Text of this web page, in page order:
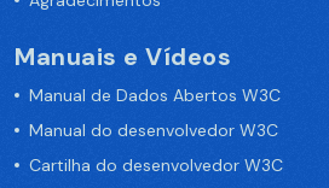
Manuais e Vídeos
Manual de Dados Abertos W3C
Manual do desenvolvedor W3C
Cartilha do desenvolvedor W3C